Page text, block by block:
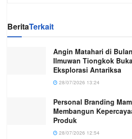
BeritaTerkait
Angin Matahari di
Ilmuwan Tiongkok
Eksplorasi Antariksa
28/07/2026 13:24
Personal Branding
Membangun
Produk
28/07/2026 12:54